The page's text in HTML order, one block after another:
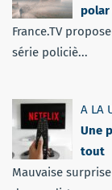
polar
France.TV
série policiè...
A LA
Une
tout
Mauvaise